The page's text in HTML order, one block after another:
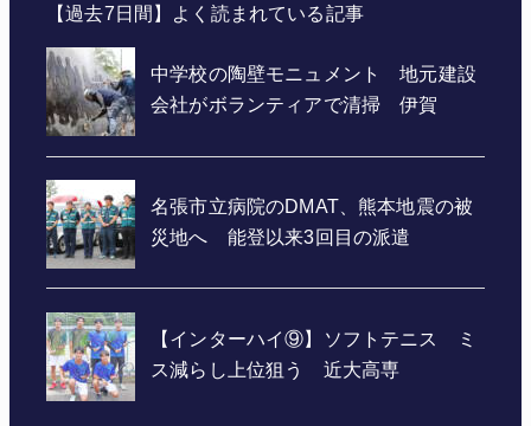
【過去7日間】よく読まれている記事